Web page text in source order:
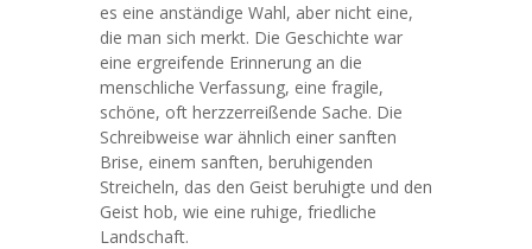
es eine anständige Wahl, aber nicht eine,
die man sich merkt. Die Geschichte war
eine ergreifende Erinnerung an die
menschliche Verfassung, eine fragile,
schöne, oft herzzerreißende Sache. Die
Schreibweise war ähnlich einer sanften
Brise, einem sanften, beruhigenden
Streicheln, das den Geist beruhigte und den
Geist hob, wie eine ruhige, friedliche
Landschaft.